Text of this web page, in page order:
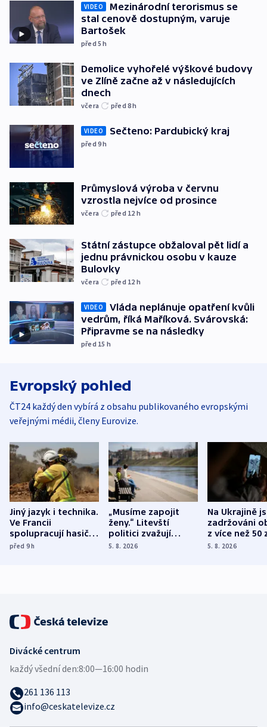
VIDEO
Mezinárodní terorismus se
stal cenově dostupným, varuje
Bartošek
před 5h
Demolice vyhořelé výškové budovy
ve Zlíně začne až v následujících
dnech
včera před 8h
VIDEO Sečteno: Pardubický kraj
před 9h
Průmyslová výroba v červnu
vzrostla nejvíce od prosince
včera před 12 h
Státní zástupce obžaloval pět lidí a
jednu právnickou osobu v kauze
Bulovky
včera před 12 h
VIDEO
Vláda neplánuje opatření kvůli
vedrům, říká Maříková. Svárovská:
Připravme se na následky
před 15 h
Evropský pohled
ČT24 každý den vybírá z obsahu publikovaného evropskými
veřejnými médii, členy Eurovize.
Jiný jazyk i technika.
Ve Francii
spolupracují hasiči z
různých zemí
před 9h
„Musíme zapojit
ženy.“ Litevští
politici zvažují
dohodu o
5. 8. 2026
Na Ukrajině
zadržováni
z více než 50
Bojovali na
5. 8. 2026
Divácké centrum
každý všední den:8:00—16:00 hodin
261 136 113
info@ceskatelevize.cz